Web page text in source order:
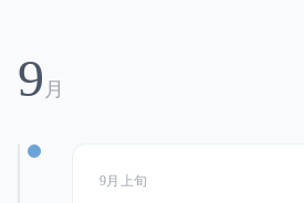
9 月
9月上旬